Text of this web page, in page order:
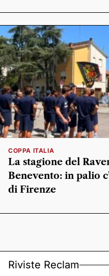
COPPA ITALIA
La stagione del
Benevento: in palio
di Firenze
Riviste Reclam